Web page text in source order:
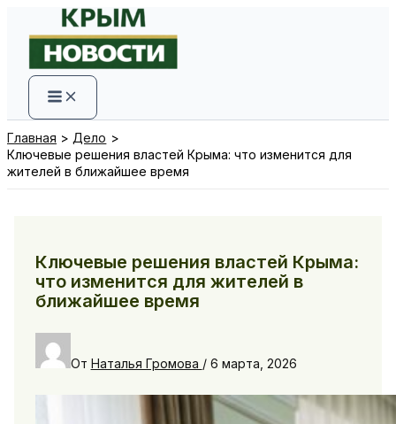
содержимому
Главная
Дело
Ключевые решения властей Крыма: что изменится для
жителей в ближайшее время
Ключевые решения властей Крыма:
что изменится для жителей в
ближайшее время
От Наталья Громова / 6 марта, 2026